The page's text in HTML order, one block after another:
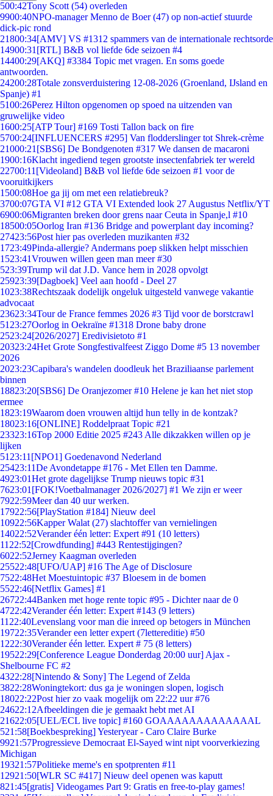
500:42Tony Scott (54) overleden
9900:40NPO-manager Menno de Boer (47) op non-actief stuurde
dick-pic rond
21800:34[AMV] VS #1312 spammers van de internationale rechtsorde
14900:31 [RTL] B&B vol liefde 6de seizoen #4
14400:29[AKQ] #3384 Topic met vragen. En soms goede
antwoorden.
24200:28Totale zonsverduistering 12-08-2026 (Groenland, IJsland en
Spanje) #1
5100:26Perez Hilton opgenomen op spoed na uitzenden van
gruwelijke video
1600:25[ATP Tour] #169 Tosti Tallon back on fire
5700:24[INFLUENCERS #295] Van flodderslinger tot Shrek-crème
21000:21 [SBS6] De Bondgenoten #317 We dansen de macaroni
1900:16Klacht ingediend tegen grootste insectenfabriek ter wereld
22700:11 [Videoland] B&B vol liefde 6de seizoen #1 voor de
vooruitkijkers
1500:08Hoe ga jij om met een relatiebreuk?
3700:07GTA VI #12 GTA VI Extended look 27 Augustus Netflix/YT
6900:06Migranten breken door grens naar Ceuta in Spanje,l #10
18500:05Oorlog Iran #136 Bridge and powerplant day incoming?
27423:56Post hier pas overleden muzikanten #32
1723:49Pinda-allergie? Andermans poep slikken helpt misschien
1523:41Vrouwen willen geen man meer #30
523:39Trump wil dat J.D. Vance hem in 2028 opvolgt
25923:39[Dagboek] Veel aan hoofd - Deel 27
1023:38Rechtszaak dodelijk ongeluk uitgesteld vanwege vakantie
advocaat
23623:34Tour de France femmes 2026 #3 Tijd voor de borstcrawl
51 23:27Oorlog in Oekraïne #1318 Drone baby drone
2523:24[2026/2027] Eredivisietoto #1
20323:24Het Grote Songfestivalfeest Ziggo Dome #5 13 november
2026
2023:23Capibara's wandelen doodleuk het Braziliaanse parlement
binnen
18823:20[SBS6] De Oranjezomer #10 Helene je kan het niet stop
ermee
1823:19Waarom doen vrouwen altijd hun telly in de kontzak?
18023:16[ONLINE] Roddelpraat Topic #21
23323:16Top 2000 Editie 2025 #243 Alle dikzakken willen op je
lijken
51 23:11 [NPO1] Goedenavond Nederland
25423:11De Avondetappe #176 - Met Ellen ten Damme.
4923:01Het grote dagelijkse Trump nieuws topic #31
7623:01 [FOK!Voetbalmanager 2026/2027] #1 We zijn er weer
7922:59Meer dan 40 uur werken.
17922:56[PlayStation #184] Nieuw deel
10922:56Kapper Walat (27) slachtoffer van vernielingen
14022:52Verander één letter: Expert #91 (10 letters)
11 22:52[Crowdfunding] #443 Rentestijgingen?
6022:52Jerney Kaagman overleden
25522:48[UFO/UAP] #16 The Age of Disclosure
7522:48Het Moestuintopic #37 Bloesem in de bomen
5522:46[Netflix Games] #1
26722:44Banken met hoge rente topic #95 - Dichter naar de 0
4722:42Verander één letter: Expert #143 (9 letters)
11 22:40Levenslang voor man die inreed op betogers in München
19722:35Verander een letter expert (7lettereditie) #50
1222:30Verander één letter. Expert # 75 (8 letters)
19522:29[Conference League Donderdag 20:00 uur] Ajax -
Shelbourne FC #2
4322:28[Nintendo & Sony] The Legend of Zelda
3822:28Woningtekort: dus ga je woningen slopen, logisch
18022:22Post hier zo vaak mogelijk om 22:22 uur #76
24622:12Afbeeldingen die je gemaakt hebt met AI
21622:05[UEL/ECL live topic] #160 GOAAAAAAAAAAAAAL
521:58[Boekbespreking] Yesteryear - Caro Claire Burke
9921:57Progressieve Democraat El-Sayed wint nipt voorverkiezing
Michigan
19321:57Politieke meme's en spotprenten #11
12921:50[WLR SC #417] Nieuw deel openen was kaputt
821:45[gratis] Videogames Part 9: Gratis en free-to-play games!